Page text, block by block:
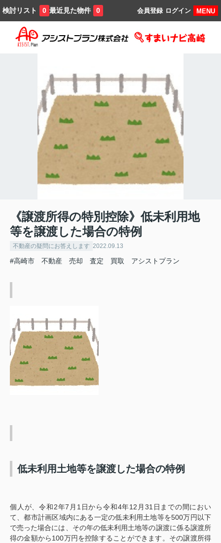
検討リスト 0 最近見た物件 0 MENU
ログイン
会員登録
《譲渡所得の特別控除》低未利用地
等を譲渡した場合の特例
不動産の疑問にお答えします 2022.09.13
#高崎市 不動産 売却 査定 買取 アシストプラン
低未利用土地等を譲渡した場合の特例
個人が、令和2年7月1日から令和4年12月31日までの間におい
て、都市計画区域内にある一定の低未利用土地等を500万円以下
で売った場合には、その年の低未利用土地等の譲渡に係る譲渡所
得の金額から100万円を控除することができます。その譲渡所得